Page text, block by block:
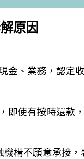
原因
金、業務，認定
即使有按時還款
構不願意承接，